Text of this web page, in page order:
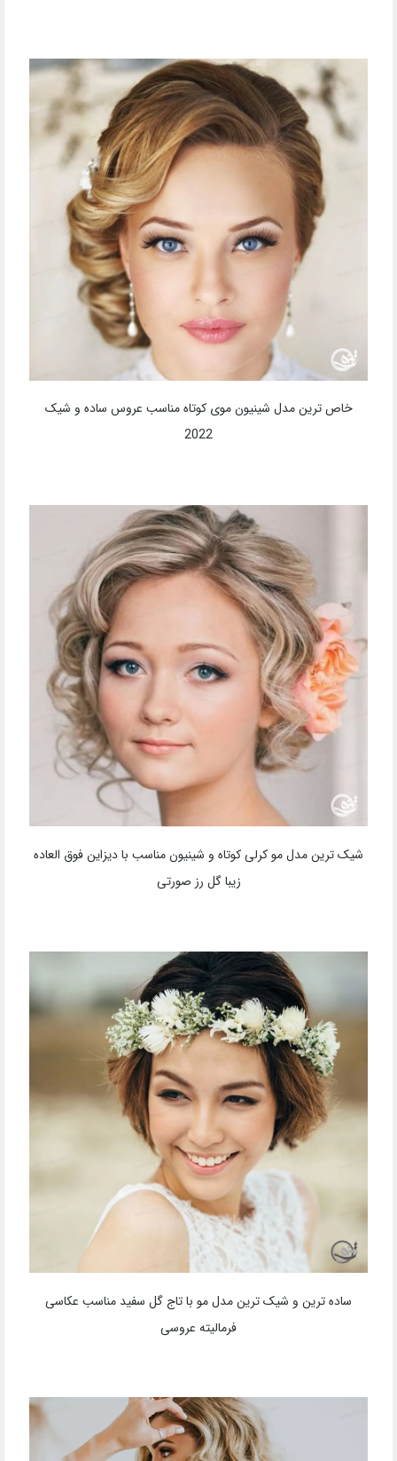
خاص ترین مدل شینیون موی کوتاه مناسب عروس ساده و شیک
2022
شیک ترین مدل مو کرلی کوتاه و شینیون مناسب با دیزاین فوق العاده
زیبا گل رز صورتی
ساده ترین و شیک ترین مدل مو با تاج گل سفید مناسب عکاسی
فرمالیته عروسی